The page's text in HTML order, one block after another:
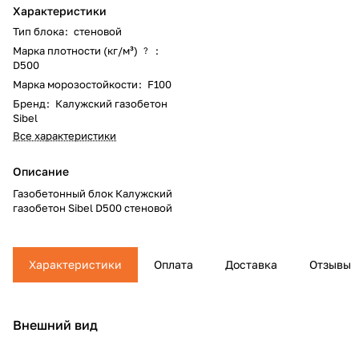
Характеристики
Тип блока: стеновой
Марка плотности (кг/м³)
?
:
D500
Марка морозостойкости: F100
Бренд: Калужский газобетон
Sibel
Все характеристики
Описание
Газобетонный блок Калужский
газобетон Sibel D500 стеновой
Характеристики Оплата Доставка Отзывы
Внешний вид